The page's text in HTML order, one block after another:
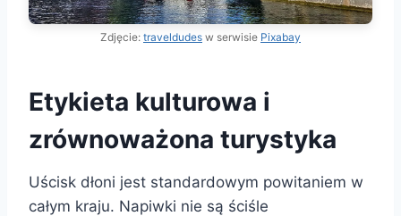
Zdjęcie: traveldudes w serwisie Pixabay
Etykieta kulturowa i
zrównoważona turystyka
Uścisk dłoni jest standardowym powitaniem w
całym kraju. Napiwki nie są ściśle